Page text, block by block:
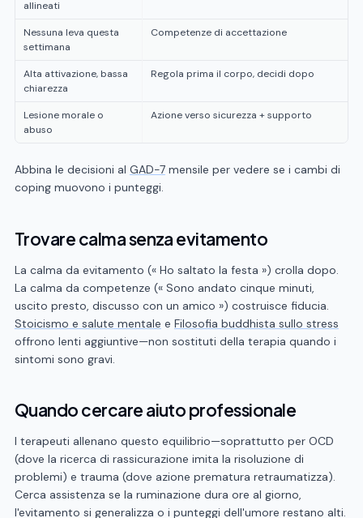
allineati
Nessuna leva questa
settimana
Competenze di accettazione
Alta attivazione, bassa
chiarezza
Regola prima il corpo, decidi dopo
Lesione morale o
abuso
Azione verso sicurezza + supporto
Abbina le decisioni al GAD-7mensile per vedere se i cambi di
coping muovono i punteggi.
Trovare calma senza evitamento
La calma da evitamento (« Ho saltato la festa ») crolla dopo.
La calma da competenze (« Sono andato cinque minuti,
uscito presto, discusso con un amico ») costruisce fiducia.
Stoicismo e salute mentale e Filosofia buddhista sullo stress
offrono lenti aggiuntive—non sostituti della terapia quando i
sintomi sono gravi.
Quando cercare aiuto professionale
I terapeuti allenano questo equilibrio—soprattutto per OCD
(dove la ricerca di rassicurazione imita la risoluzione di
problemi) e trauma (dove azione prematura retraumatizza).
Cerca assistenza se la ruminazione dura ore al giorno,
l'evitamento si generalizza o i punteggi dell'umore restano alti.